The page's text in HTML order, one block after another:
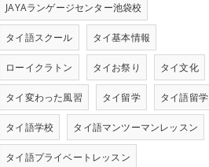
JAYAランゲージセンター池袋校
タイ語スクール タイ基本情報
ローイクラトン タイお祭り タイ文化
タイ変わった風習 タイ留学 タイ語留学
タイ語学校 タイ語マンツーマンレッスン
タイ語プライベートレッスン